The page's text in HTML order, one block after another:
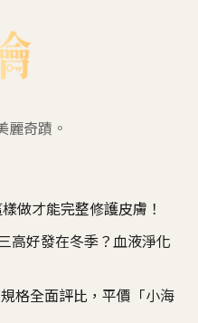
麗奇蹟。
做才能完整修護皮膚！
高好發在冬季？血液淨化
格全面評比，平價「小海